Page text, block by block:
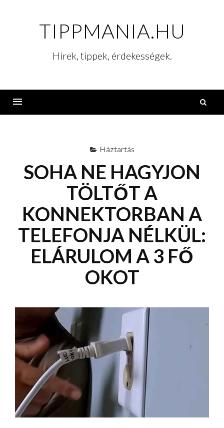
TIPPMANIA.HU
Hírek, tippek, érdekességek.
Háztartás
SOHA NE HAGYJON
TÖLTŐT A
KONNEKTORBAN A
TELEFONJA NÉLKÜL:
ELÁRULOM A 3 FŐ
OKOT